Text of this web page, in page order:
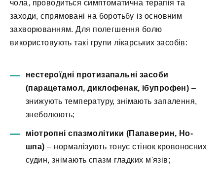
чола, проводиться симптоматична терапія та
заходи, спрямовані на боротьбу із основним
захворюванням. Для полегшення болю
використовують такі групи лікарських засобів:
нестероїдні протизапальні засоби
(парацетамол, диклофенак, ібупрофен) –
знижують температуру, знімають запалення,
знеболюють;
міотропні спазмолітики (Папаверин, Но-
шпа) – нормалізують тонус стінок кровоносних
судин, знімають спазм гладких м'язів;